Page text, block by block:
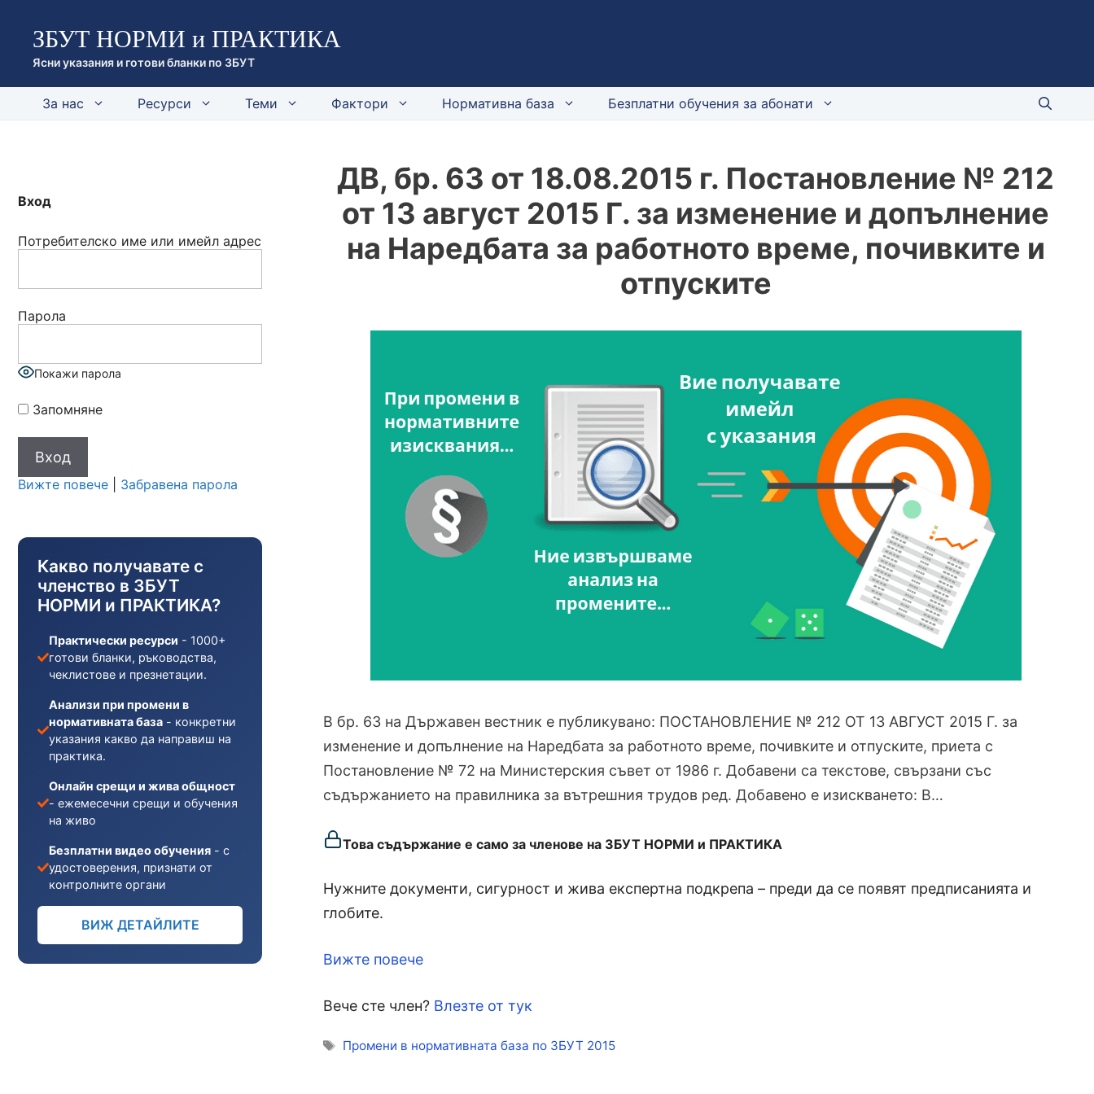
съдържанието
ЗБУТ НОРМИ и ПРАКТИКА
Ясни указания и готови бланки по ЗБУТ
За нас Ресурси Теми Фактори Нормативна база Безплатни обучения за абонати
ДВ, бр. 63 от 18.08.2015 г. Постановление № 212
от 13 август 2015 Г. за изменение и допълнение
на Наредбата за работното време, почивките и
отпуските
В бр. 63 на Държавен вестник е публикувано: ПОСТАНОВЛЕНИЕ № 212 ОТ 13 АВГУСТ 2015 Г. за
изменение и допълнение на Наредбата за работното време, почивките и отпуските, приета с
Постановление № 72 на Министерския съвет от 1986 г. Добавени са текстове, свързани със
съдържанието на правилника за вътрешния трудов ред. Добавено е изискването: В…
Това съдържание е само за членове на ЗБУТ НОРМИ и ПРАКТИКА
Нужните документи, сигурност и жива експертна подкрепа – преди да се появят предписанията и
глобите.
Вижте повече
Вече сте член? Влезте от тук
Етикети
Промени в нормативната база по ЗБУТ 2015
Вход
Потребителско име или имейл адрес
Парола
Покажи парола
Запомняне
Вижте повече Забравена парола
Какво получавате с
членство в ЗБУТ
НОРМИ и ПРАКТИКА?
Практически ресурси - 1000+
готови бланки, ръководства,
чеклистове и презнетации.
Анализи при промени в
нормативната база - конкретни
указания какво да направиш на
практика.
Онлайн срещи и жива общност
- ежемесечни срещи и обучения
на живо
Безплатни видео обучения - с
удостоверения, признати от
контролните органи
ВИЖ ДЕТАЙЛИТЕ